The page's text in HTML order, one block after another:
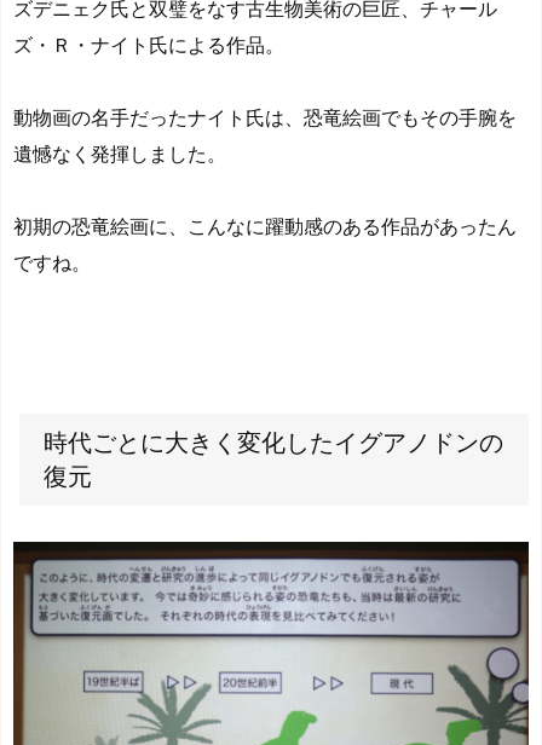
ズデニェク氏と双璧をなす古生物美術の巨匠、チャール
ズ・Ｒ・ナイト氏による作品。
動物画の名手だったナイト氏は、恐竜絵画でもその手腕を
遺憾なく発揮しました。
初期の恐竜絵画に、こんなに躍動感のある作品があったん
ですね。
時代ごとに大きく変化したイグアノドンの
復元